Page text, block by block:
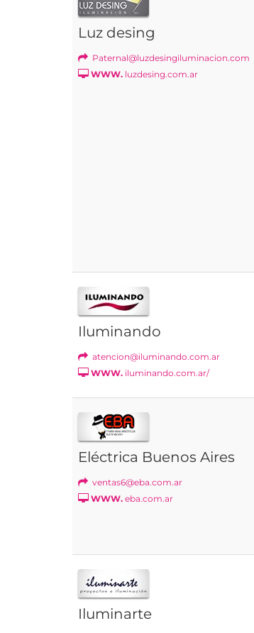
Luz desing
Paternal@luzdesingiluminacion.com
WWW. luzdesing.com.ar
Iluminando
atencion@iluminando.com.ar
WWW. iluminando.com.ar/
Eléctrica Buenos Aires
ventas6@eba.com.ar
WWW. eba.com.ar
Iluminarte